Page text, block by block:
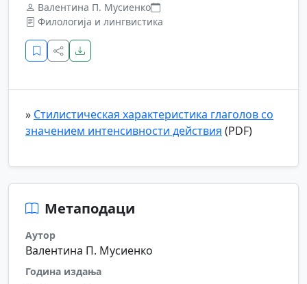
Валентина П. Мусиенко
Филологија и лингвистика
» Стилистическая характеристика глаголов со
значением интенсивности действия (PDF)
Метаподаци
Аутор
Валентина П. Мусиенко
Година издања